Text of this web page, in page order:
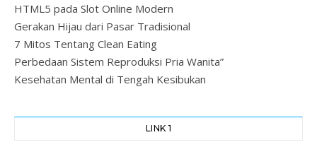
HTML5 pada Slot Online Modern
Gerakan Hijau dari Pasar Tradisional
7 Mitos Tentang Clean Eating
Perbedaan Sistem Reproduksi Pria Wanita”
Kesehatan Mental di Tengah Kesibukan
LINK 1